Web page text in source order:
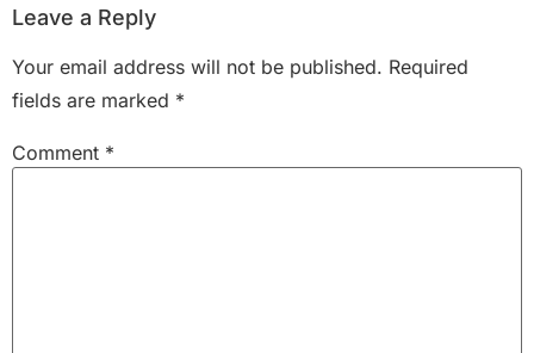
Leave a Reply
Your email address will not be published. Required
fields are marked *
Comment *